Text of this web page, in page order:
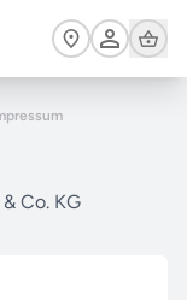
Cart
Co. KG